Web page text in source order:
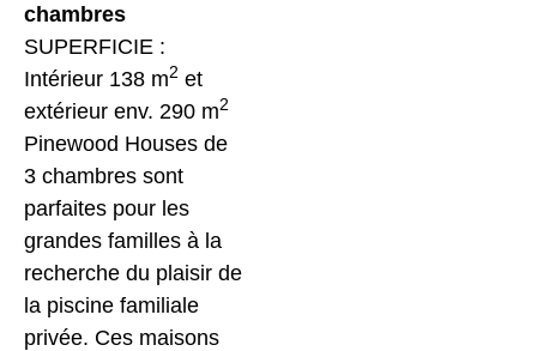
chambres
SUPERFICIE :
Intérieur 138 m2 et
extérieur env. 290 m2
Pinewood Houses de
3 chambres sont
parfaites pour les
grandes familles à la
recherche du plaisir de
la piscine familiale
privée. Ces maisons